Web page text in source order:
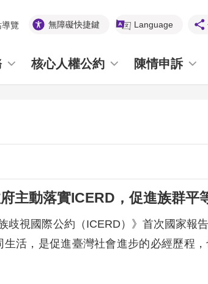
覽 無障礙快捷鍵 Language
核心人權公約 陳情申訴
主動落實ICERD，促進族群平
歧視國際公約（ICERD）》首次國家報
活，是促進臺灣社會進步的必經歷程